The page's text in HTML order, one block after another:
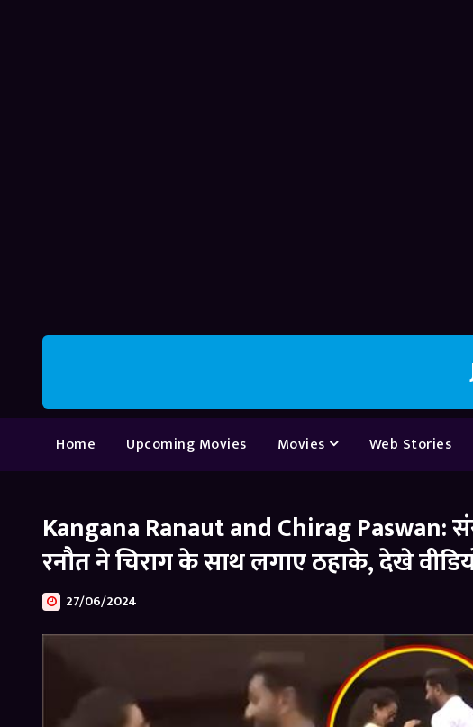
Home Upcoming Movies Movies Web Stories
Kangana Ranaut and Chirag Paswan:
रनौत ने चिराग के साथ लगाए ठहाके, देखे
27/06/2024